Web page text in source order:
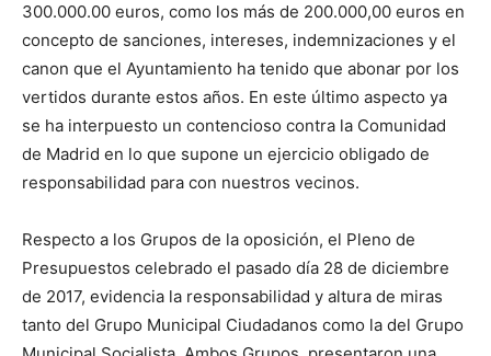
300.000.00 euros, como los más de 200.000,00 euros en
concepto de sanciones, intereses, indemnizaciones y el
canon que el Ayuntamiento ha tenido que abonar por los
vertidos durante estos años. En este último aspecto ya
se ha interpuesto un contencioso contra la Comunidad
de Madrid en lo que supone un ejercicio obligado de
responsabilidad para con nuestros vecinos.
Respecto a los Grupos de la oposición, el Pleno de
Presupuestos celebrado el pasado día 28 de diciembre
de 2017, evidencia la responsabilidad y altura de miras
tanto del Grupo Municipal Ciudadanos como la del Grupo